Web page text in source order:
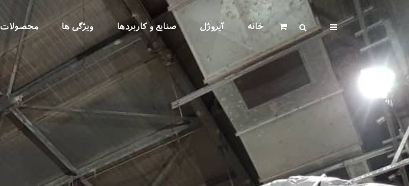
خانه آیروژل صنایع و کاربردها ویژگی ها محصولات